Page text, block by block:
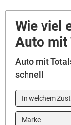
Wie viel
Auto mit
Auto mit
schnell
In welchem
Marke